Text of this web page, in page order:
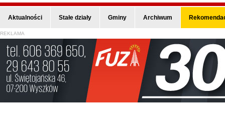
Aktualności Stałe działy Gminy Archiwum
REKLAMA